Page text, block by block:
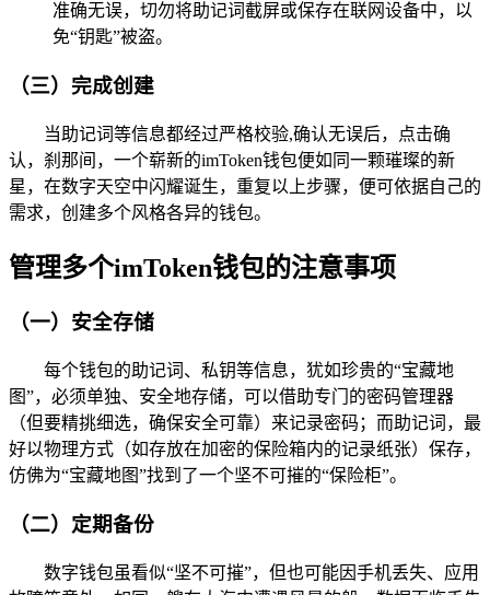
准确无误，切勿将助记词截屏或保存在联网设备中，以
免“钥匙”被盗。
（三）完成创建
当助记词等信息都经过严格校验,确认无误后，点击确
认，刹那间，一个崭新的imToken钱包便如同一颗璀璨的新
星，在数字天空中闪耀诞生，重复以上步骤，便可依据自己的
需求，创建多个风格各异的钱包。
管理多个imToken钱包的注意事项
（一）安全存储
每个钱包的助记词、私钥等信息，犹如珍贵的“宝藏地
图”，必须单独、安全地存储，可以借助专门的密码管理器
（但要精挑细选，确保安全可靠）来记录密码；而助记词，最
好以物理方式（如存放在加密的保险箱内的记录纸张）保存，
仿佛为“宝藏地图”找到了一个坚不可摧的“保险柜”。
（二）定期备份
数字钱包虽看似“坚不可摧”，但也可能因手机丢失、应用